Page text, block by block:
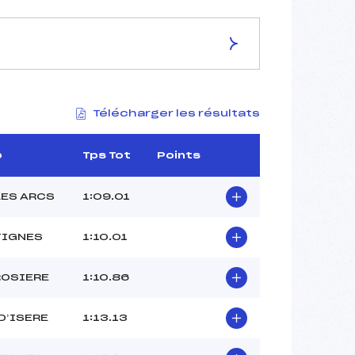
G
1913
4178/12/21
45
13:15
BLANC LOLA (SA)
Télécharger les résultats
Tps Tot Points
ARCS 1:09.01
1:10.01
1:10.86
1:13.13